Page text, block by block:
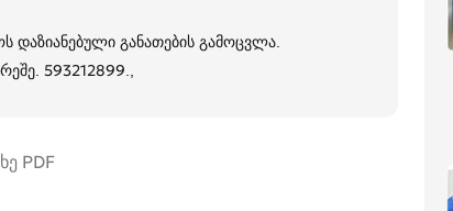
დაზიანებული განათების გამოცვლა.
593212899.,